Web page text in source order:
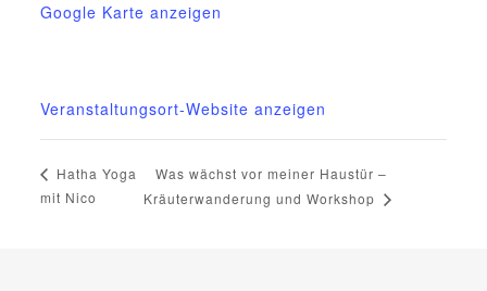
Google Karte anzeigen
Veranstaltungsort-Website anzeigen
Hatha Yoga
mit Nico
Was wächst vor meiner Haustür –
Kräuterwanderung und Workshop